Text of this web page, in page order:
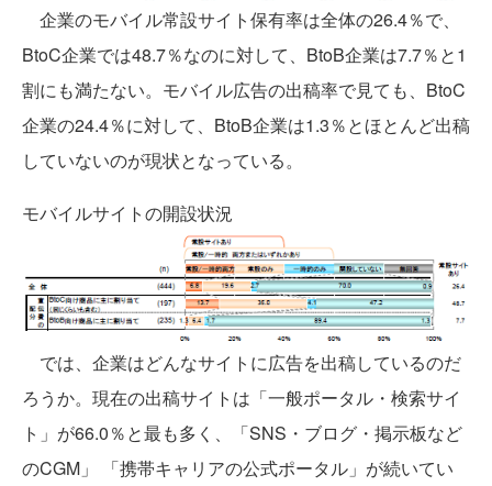
企業のモバイル常設サイト保有率は全体の26.4％で、
BtoC企業では48.7％なのに対して、BtoB企業は7.7％と1
割にも満たない。モバイル広告の出稿率で見ても、BtoC
企業の24.4％に対して、BtoB企業は1.3％とほとんど出稿
していないのが現状となっている。
モバイルサイトの開設状況
では、企業はどんなサイトに広告を出稿しているのだ
ろうか。現在の出稿サイトは「一般ポータル・検索サイ
ト」が66.0％と最も多く、「SNS・ブログ・掲示板など
のCGM」 「携帯キャリアの公式ポータル」が続いてい